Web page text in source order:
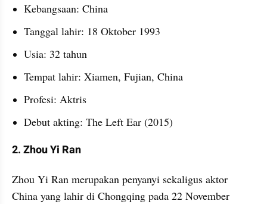
Kebangsaan: China
Tanggal lahir: 18 Oktober 1993
Usia: 32 tahun
Tempat lahir: Xiamen, Fujian, China
Profesi: Aktris
Debut akting: The Left Ear (2015)
2. Zhou Yi Ran
Zhou Yi Ran merupakan penyanyi sekaligus aktor
China yang lahir di Chongqing pada 22 November